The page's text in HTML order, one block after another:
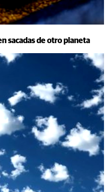
sacadas de otro planeta